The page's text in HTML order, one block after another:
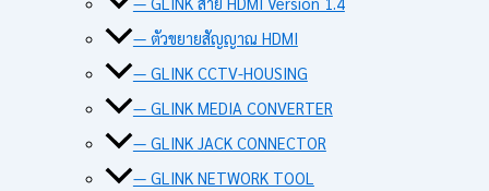
— ตัวขยายสัญญาณ HDMI
— GLINK CCTV-HOUSING
— GLINK MEDIA CONVERTER
— GLINK JACK CONNECTOR
— GLINK NETWORK TOOL